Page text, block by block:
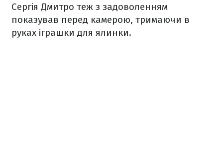
Сергія Дмитро теж з задоволенням
показував перед камерою, тримаючи в
руках іграшки для ялинки.